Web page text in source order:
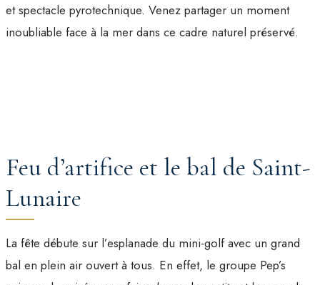
et spectacle pyrotechnique. Venez partager un moment
inoubliable face à la mer dans ce cadre naturel préservé.
Feu d’artifice et le bal de Saint-
Lunaire
La fête débute sur l’esplanade du mini-golf avec un grand
bal en plein air ouvert à tous. En effet, le groupe Pep’s